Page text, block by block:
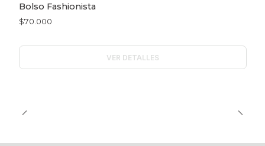
Agotado
Bolso Fashionista
$70.000
VER DETALLES